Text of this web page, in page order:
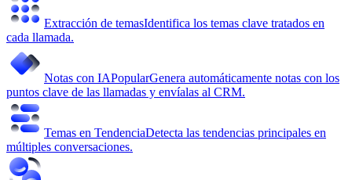
Extracción de temasIdentifica los temas clave tratados en
cada llamada.
Notas con IAPopularGenera automáticamente notas con los
puntos clave de las llamadas y envíalas al CRM.
Temas en TendenciaDetecta las tendencias principales en
múltiples conversaciones.